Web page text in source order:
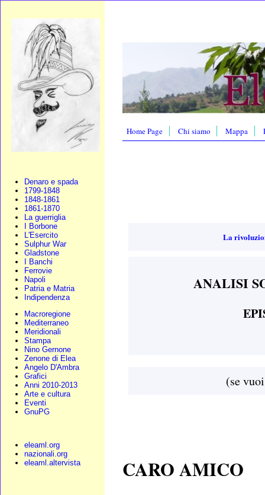
Denaro e spada
1799-1848
1848-1861
1861-1870
La guerriglia
I Borbone
L'Esercito
Sulphur War
Gladstone
I Banchi
Ferrovie
Napoli
Patria e Matria
Indipendenza
Macroregione
Mediterraneo
Meridionali
Stampa
Nino Gernone
Zenone di Elea
Angelo D'Ambra
Grafici
Anni 2010-2013
Arte e cultura
Eventi
GnuPG
eleaml.org
nazionali.org
eleaml.altervista
Home Page Chi siamo Mappa
La
ANALISI
(se
CARO AMICO